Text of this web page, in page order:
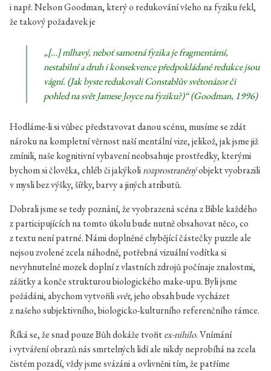
i např. Nelson Goodman, který o redukování všeho na fyziku řekl,
že takový požadavek je
„[…] mlhavý, neboť samotná fyzika je fragmentární,
nestabilní a druh i konsekvence předpokládané redukce jsou
vágní. (Jak byste redukovali Constablův světonázor či
pohled na svět Jamese Joyce na fyziku?)“ (Goodman, 1996)
Hodláme-li si vůbec představovat danou scénu, musíme se zdát
nároku na kompletní věrnost naší mentální vize, jelikož, jak jsme již
zmínili, naše kognitivní vybavení neobsahuje prostředky, kterými
bychom si člověka, chléb či jakýkolirozprostraněnýobjekt vyobrazili
v mysli bez výšky, šířky, barvy a jiných atributů.
Dobrali jsme se tedy poznání, že vyobrazená scéna z Bible každého
z participujících na tomto úkolu bude nutně obsahovat něco, co
z textu není patrné. Námi doplněné chybějící částečky puzzle ale
nejsou zvolené zcela náhodně, potřebná vizuální vodítka si
nevyhnutelně mozek doplní z vlastních zdrojů počínaje znalostmi,
zážitky a konče strukturou biologického make-upu. Byli jsme
požádáni, abychom vytvořilisvět, jeho obsah bude vycházet
z našeho subjektivního, biologicko-kulturního referenčního rámce.
Říká se, že snad pouze Bůh dokáže tvořitex-nihilo. Vnímání
i vytváření obrazů nás smrtelných lidí ale nikdy neprobíhá na zcela
čistém pozadí, vždy jsme svázáni a ovlivněni tím, že patříme